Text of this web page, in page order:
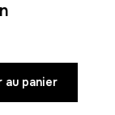
au panier